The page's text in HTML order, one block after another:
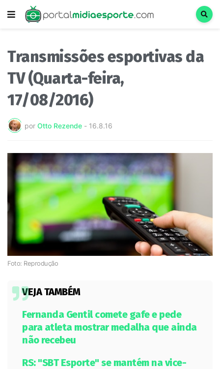
Transmissões esportivas da
TV (Quarta-feira,
17/08/2016)
por Otto Rezende - 16.8.16
Foto: Reprodução
VEJA TAMBÉM
Fernanda Gentil comete gafe e pede
para atleta mostrar medalha que ainda
não recebeu
RS: "SBT Esporte" se mantém na vice-